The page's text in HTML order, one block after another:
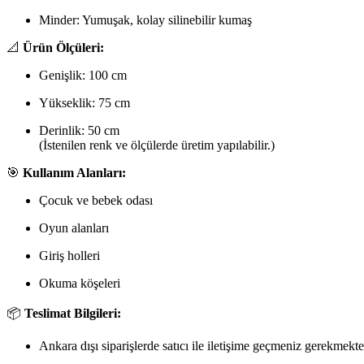
Minder: Yumuşak, kolay silinebilir kumaş
📐 Ürün Ölçüleri:
Genişlik: 100 cm
Yükseklik: 75 cm
Derinlik: 50 cm
(İstenilen renk ve ölçülerde üretim yapılabilir.)
🎯 Kullanım Alanları:
Çocuk ve bebek odası
Oyun alanları
Giriş holleri
Okuma köşeleri
📦 Teslimat Bilgileri:
Ankara dışı siparişlerde satıcı ile iletişime geçmeniz